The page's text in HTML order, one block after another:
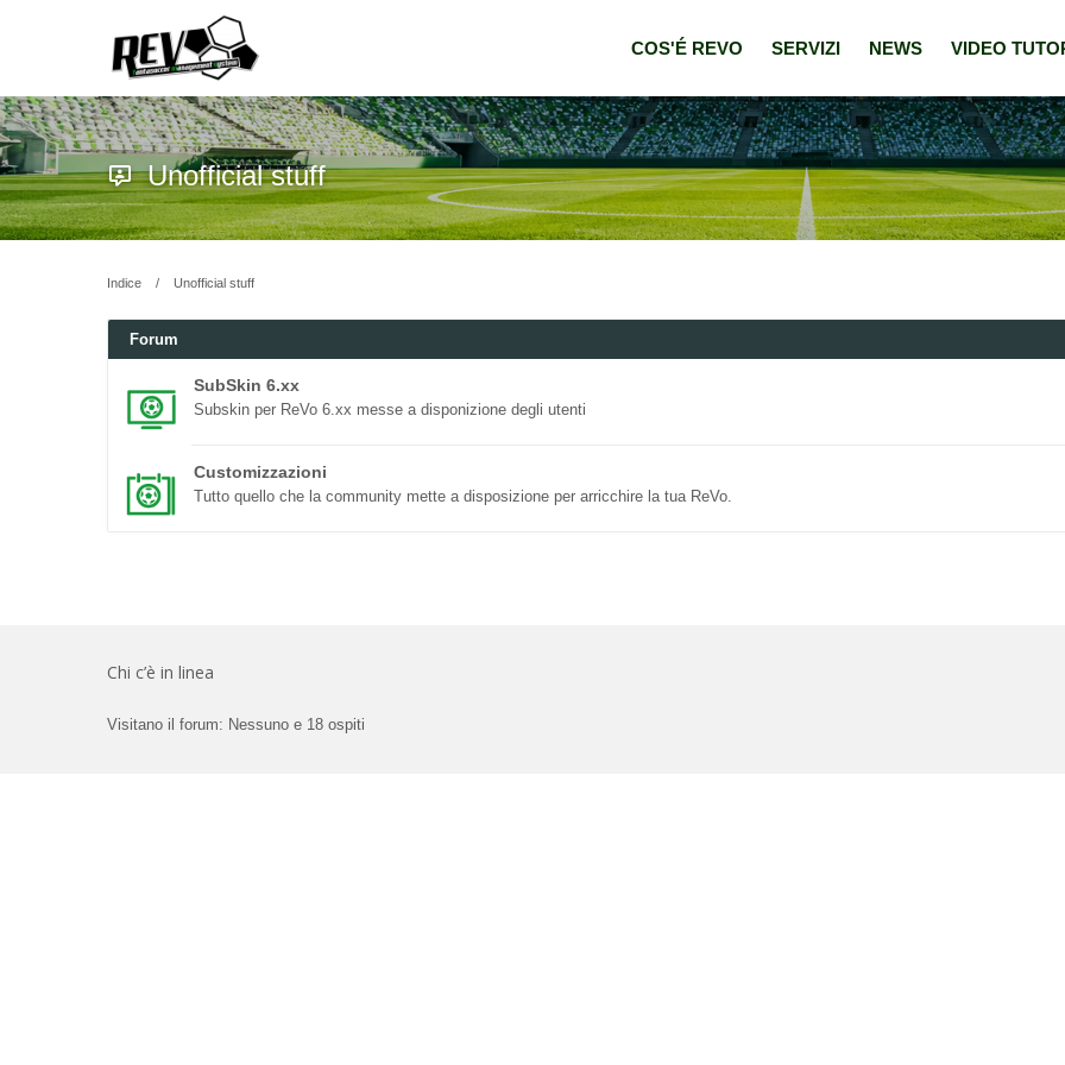
COS'É REVO SERVIZI NEWS VIDEO
Unofficial stuff
Indice Unofficial stuff
Forum
SubSkin 6.xx
Subskin per ReVo 6.xx messe a disponizione degli utenti
Customizzazioni
Tutto quello che la community mette a disposizione per arricchire la tua ReVo.
Chi c’è in linea
Visitano il forum: Nessuno e 18 ospiti